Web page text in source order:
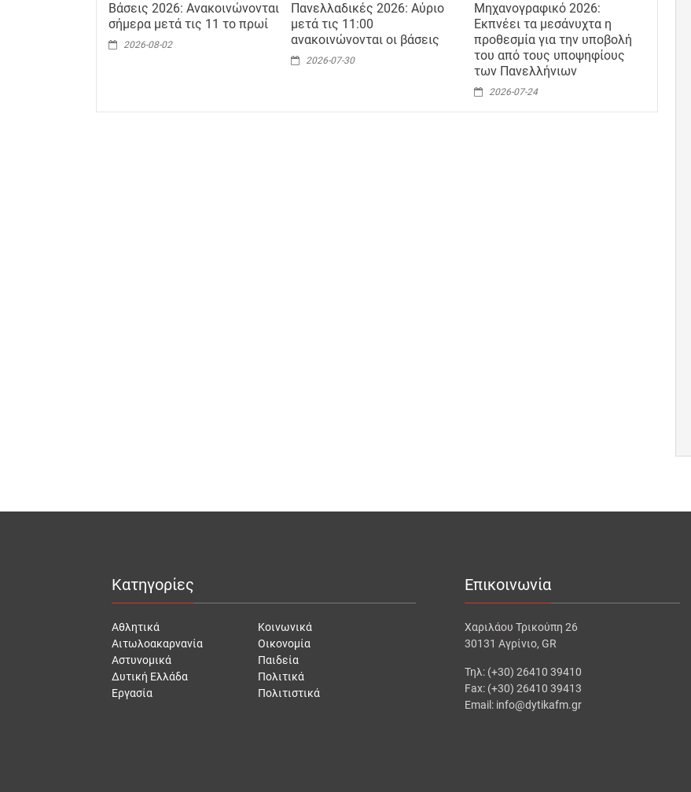
Βάσεις 2026: Ανακοινώνονται
σήμερα μετά τις 11 το πρωί
2026-08-02
Πανελλαδικές 2026: Αύριο
μετά τις 11:00
ανακοινώνονται οι βάσεις
2026-07-30
Μηχανογραφικό 2026:
Εκπνέει τα μεσάνυχτα η
προθεσμία για την υποβολή
του από τους υποψηφίους
των Πανελλήνιων
2026-07-24
Κατηγορίες
Αθλητικά
Αιτωλοακαρνανία
Αστυνομικά
Δυτική Ελλάδα
Εργασία
Κοινωνικά
Οικονομία
Παιδεία
Πολιτικά
Πολιτιστικά
Επικοινωνία
Χαριλάου Τρικούπη 26
30131 Αγρίνιο, GR
Τηλ: (+30) 26410 39410
Fax: (+30) 26410 39413
Email: info@dytikafm.gr